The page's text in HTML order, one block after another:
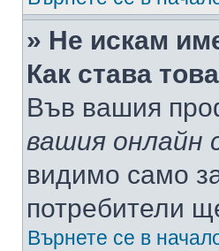
» Не искам
Как става
Във вашия
вашия онлайн
видимо само
потребители
Върнете се в